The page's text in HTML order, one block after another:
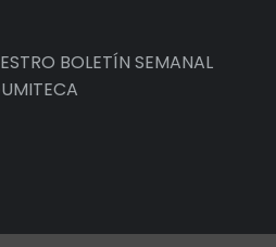
BOLETÍN SEMANAL